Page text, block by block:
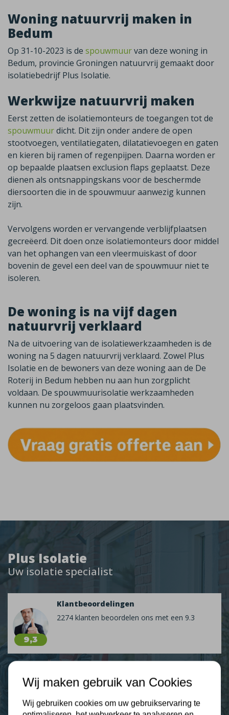
Plus Isolatie
Uw isolatie specialist
9,3
Klantbeoordelingen
2274 klanten beoordelen ons met een 9.3
Woning natuurvrij maken in
Bedum
Op 31-10-2023 is de spouwmuurvan deze woning in
Bedum, provincie Groningen natuurvrij gemaakt door
isolatiebedrijf Plus Isolatie.
Werkwijze natuurvrij maken
Eerst zetten de isolatiemonteurs de toegangen tot de
spouwmuurdicht. Dit zijn onder andere de open
stootvoegen, ventilatiegaten, dilatatievoegen en gaten
en kieren bij ramen of regenpijpen. Daarna worden er
op bepaalde plaatsen exclusion flaps geplaatst. Deze
dienen als ontsnappingskans voor de beschermde
diersoorten die in de spouwmuur aanwezig kunnen
zijn.
Vervolgens worden er vervangende verblijfplaatsen
gecreëerd. Dit doen onze isolatiemonteurs door middel
van het ophangen van een vleermuiskast of door
bovenin de gevel een deel van de spouwmuur niet te
isoleren.
De woning is na vijf dagen
natuurvrij verklaard
Na de uitvoering van de isolatiewerkzaamheden is de
woning na 5 dagen natuurvrij verklaard. Zowel Plus
Isolatie en de bewoners van deze woning aan de De
Roterij in Bedum hebben nu aan hun zorgplicht
voldaan. De spouwmuurisolatie werkzaamheden
kunnen nu zorgeloos gaan plaatsvinden.
Wij maken gebruik van Cookies
Wij gebruiken cookies om uw gebruikservaring te